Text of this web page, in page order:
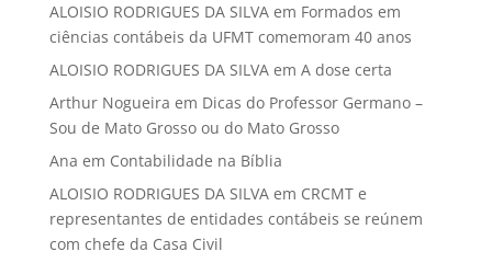
ALOISIO RODRIGUES DA SILVAem Formados em
ciências contábeis da UFMT comemoram 40 anos
ALOISIO RODRIGUES DA SILVAem A dose certa
Arthur Nogueira em Dicas do Professor Germano –
Sou de Mato Grosso ou do Mato Grosso
Ana em Contabilidade na Bíblia
ALOISIO RODRIGUES DA SILVAem CRCMT e
representantes de entidades contábeis se reúnem
com chefe da Casa Civil